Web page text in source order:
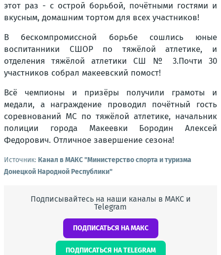
этот раз - с острой борьбой, почётными гостями и
вкусным, домашним тортом для всех участников!
В бескомпромиссной борьбе сошлись юные
воспитанники СШОР по тяжёлой атлетике, и
отделения тяжёлой атлетики СШ № 3.Почти 30
участников собрал макеевский помост!
Всё чемпионы и призёры получили грамоты и
медали, а награждение проводил почётный гость
соревнований МС по тяжёлой атлетике, начальник
полиции города Макеевки Бородин Алексей
Федорович. Отличное завершение сезона!
Источник: Канал в МАКС "Министерство спорта и туризма
Донецкой Народной Республики"
Подписывайтесь на наши каналы в МАКС и
Telegram
ПОДПИСАТЬСЯ НА МАКС
ПОДПИСАТЬСЯ НА TELEGRAM